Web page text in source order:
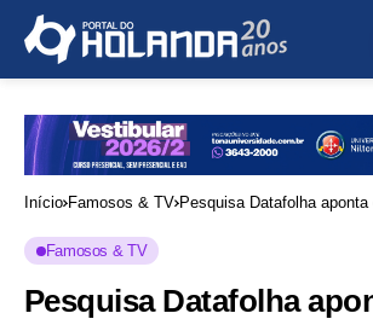
Início Famosos & TV Pesquisa Datafolha
chuvas e outras notícias
Famosos & TV
Pesquisa Datafolha